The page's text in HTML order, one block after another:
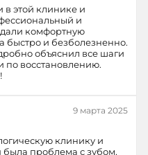
в этой клинике и
и
комфортную
быстро и безболезненно.
объяснил все шаги
по восстановлению.
9 марта 2025
клинику и
была проблема с зубом,